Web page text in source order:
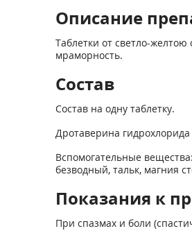
Описание
Таблетки от светло-
мраморность.
Состав
Состав на одну таблетку.
Дротаверина гидрохлорида
Вспомогательные
безводный, тальк, магния
Показания к
При спазмах и боли